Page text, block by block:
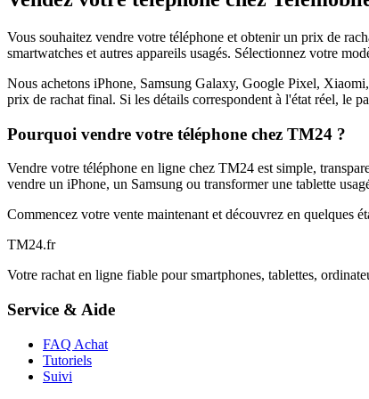
Vous souhaitez vendre votre téléphone et obtenir un prix de
smartwatches et autres appareils usagés. Sélectionnez votre
Nous achetons iPhone, Samsung Galaxy, Google Pixel,
prix de rachat final. Si les détails correspondent à l'état réel, le
Pourquoi vendre votre téléphone chez TM24 ?
Vendre votre téléphone en ligne chez TM24 est simple,
vendre un iPhone, un Samsung ou transformer une tablette
Commencez votre vente maintenant et découvrez en quelques
TM24.fr
Votre rachat en ligne fiable pour smartphones, tablettes,
Service & Aide
FAQ Achat
Tutoriels
Suivi